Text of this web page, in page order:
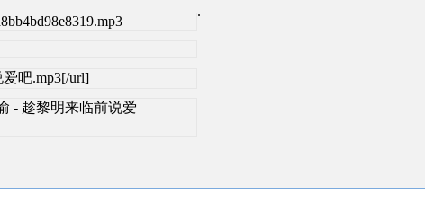
爱吧.mp3[/url]
- 趁黎明来临前说爱
.